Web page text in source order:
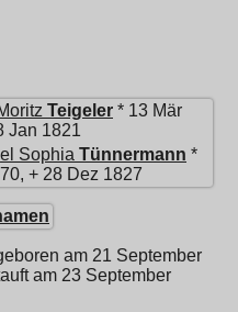
Teigeler * 13 Mär
Jan 1821
Sophia Tünnermann *
+ 28 Dez 1827
am 21 September
am 23 September